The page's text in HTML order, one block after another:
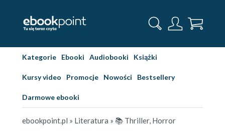
Kategorie Ebooki Audiobooki Książki
Kursy video Promocje Nowości Bestsellery
Darmowe ebooki
ebookpoint.pl » Literatura » 📚 Thriller, Horror